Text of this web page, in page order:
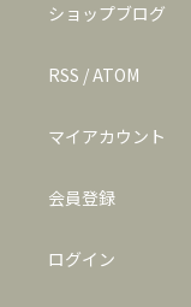
ショップブログ
RSS /ATOM
マイアカウント
会員登録
ログイン